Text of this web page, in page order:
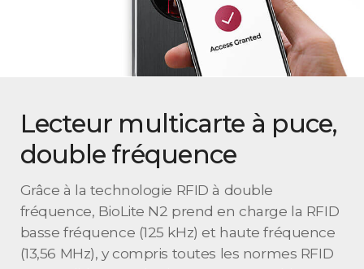
Lecteur multicarte à puce,
double fréquence
Grâce à la technologie RFID à double
fréquence, BioLite N2 prend en charge la RFID
basse fréquence (125 kHz) et haute fréquence
(13,56 MHz), y compris toutes les normes RFID